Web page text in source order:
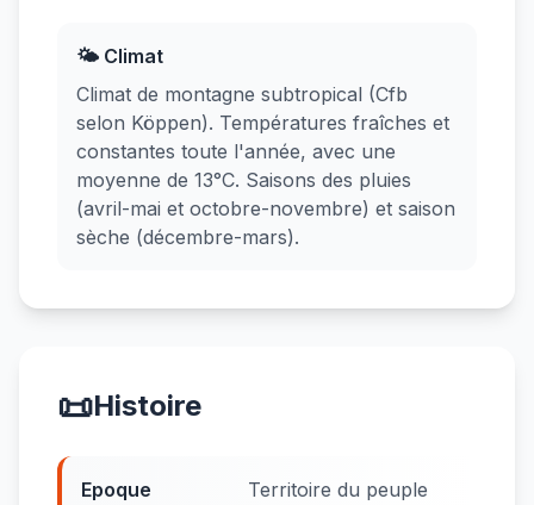
🌤️ Climat
Climat de montagne subtropical (Cfb
selon Köppen). Températures fraîches et
constantes toute l'année, avec une
moyenne de 13°C. Saisons des pluies
(avril-mai et octobre-novembre) et saison
sèche (décembre-mars).
📜Histoire
Epoque
Territoire du peuple